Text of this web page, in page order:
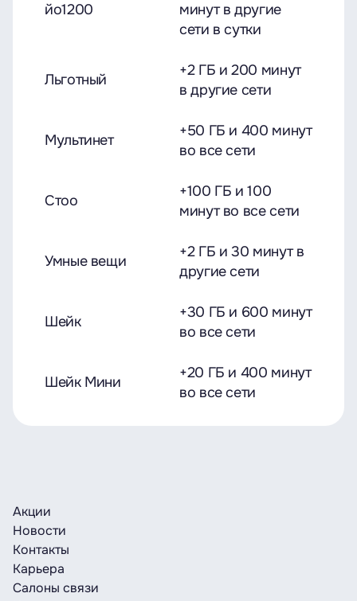
йо1200
минут в другие
сети в сутки
Льготный
+2 ГБ и 200 минут
в другие сети
Мультинет
+50 ГБ и 400 минут
во все сети
Стоо
+100 ГБ и 100
минут во все сети
Умные вещи
+2 ГБ и 30 минут в
другие сети
Шейк
+30 ГБ и 600 минут
во все сети
Шейк Мини
+20 ГБ и 400 минут
во все сети
Акции
Новости
Контакты
Карьера
Салоны связи